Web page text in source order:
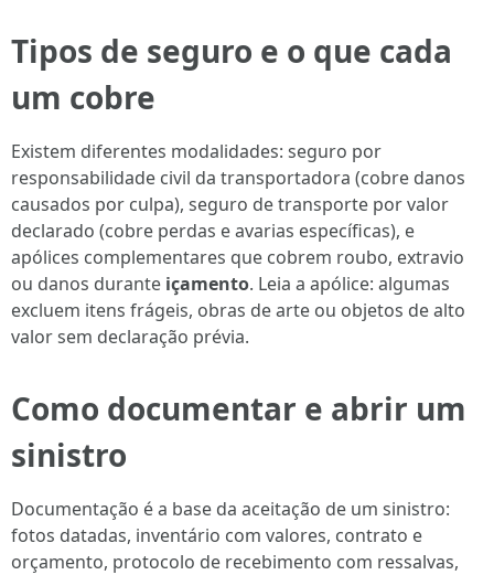
Tipos de seguro e o que cada
um cobre
Existem diferentes modalidades: seguro por
responsabilidade civil da transportadora (cobre danos
causados por culpa), seguro de transporte por valor
declarado (cobre perdas e avarias específicas), e
apólices complementares que cobrem roubo, extravio
ou danos durante içamento. Leia a apólice: algumas
excluem itens frágeis, obras de arte ou objetos de alto
valor sem declaração prévia.
Como documentar e abrir um
sinistro
Documentação é a base da aceitação de um sinistro:
fotos datadas, inventário com valores, contrato e
orçamento, protocolo de recebimento com ressalvas,